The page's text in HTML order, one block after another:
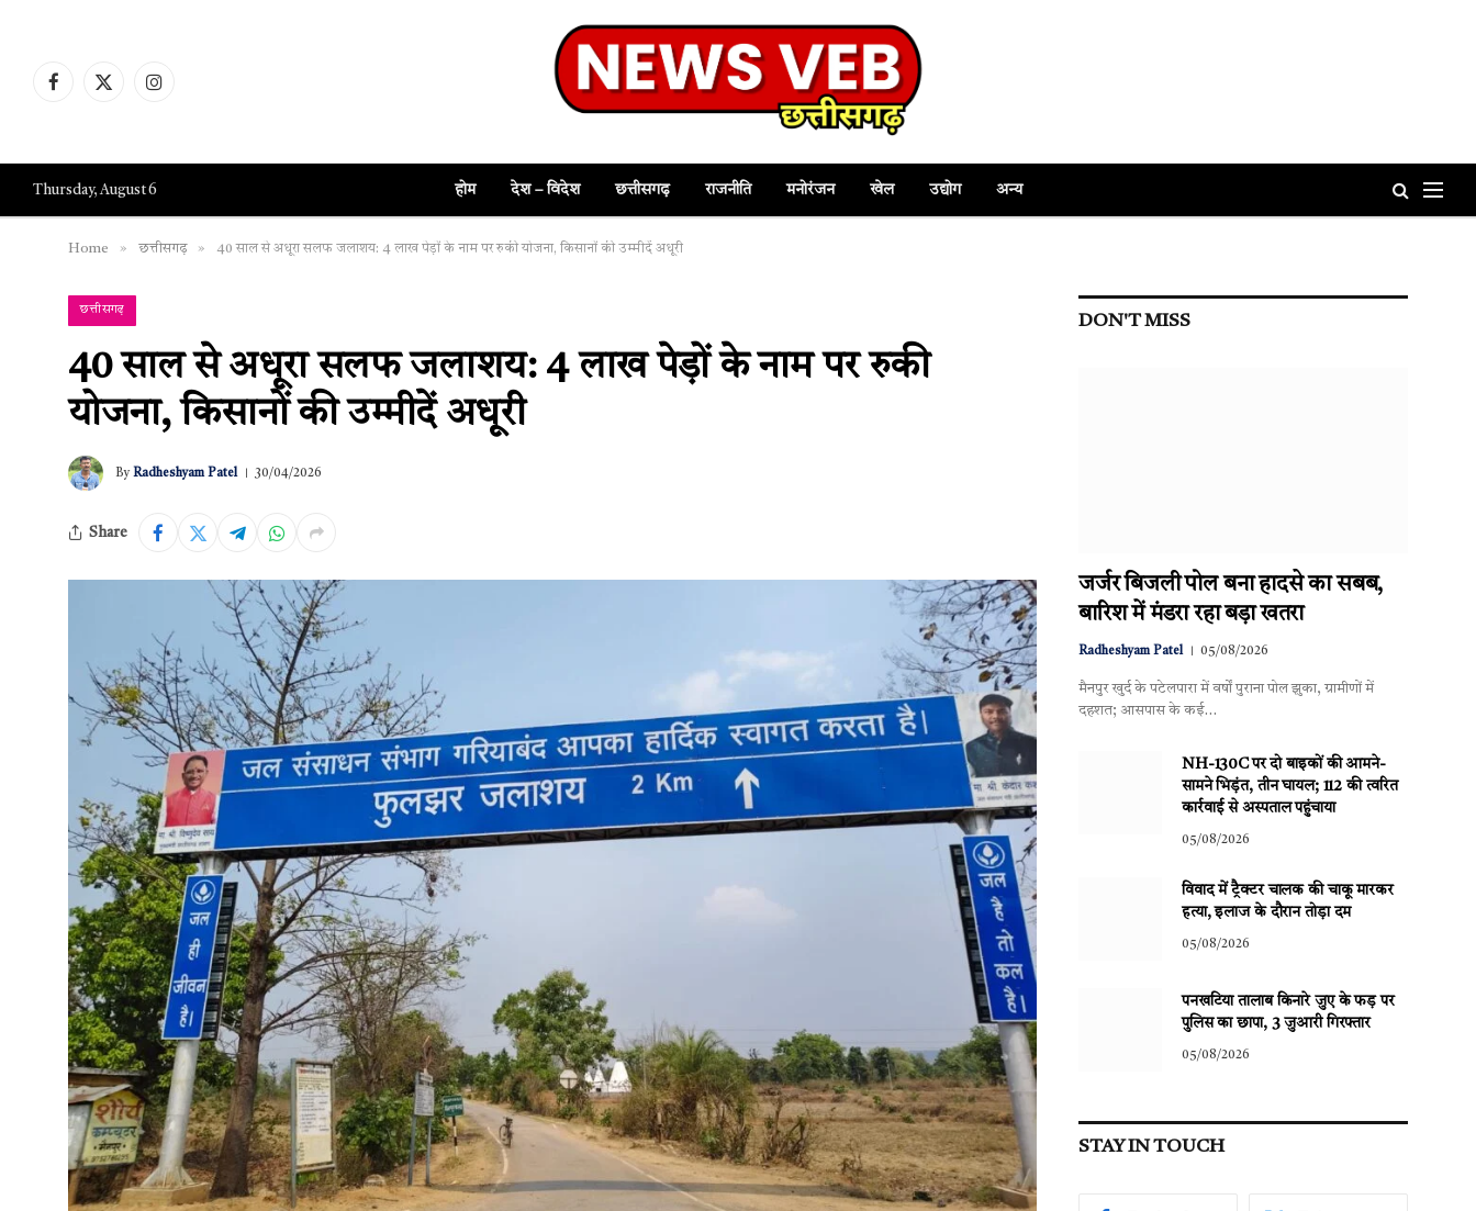
Facebook
X
Instagram
Thursday, August 6 होम देश – विदेश छत्तीसगढ़ राजनीति मनोरंजन खेल उद्योग अन्य
Home » छत्तीसगढ़ » 40 साल से अधूरा सलफ जलाशय: 4 लाख पेड़ों के नाम पर रुकी योजना, किसानों की उम्मीदें अधूरी
छत्तीसगढ़
40 साल से अधूरा सलफ जलाशय: 4 लाख पेड़ों के नाम पर रुकी
योजना, किसानों की उम्मीदें अधूरी
By Radheshyam Patel 30/04/2026
Share
DON'T MISS
जर्जर बिजली पोल बना हादसे का सबब,
बारिश में मंडरा रहा बड़ा खतरा
Radheshyam Patel 05/08/2026
मैनपुर खुर्द के पटेलपारा में वर्षों पुराना पोल झुका, ग्रामीणों में
दहशत; आसपास के कई…
NH-130C पर दो बाइकों की आमने-
सामने भिड़ंत, तीन घायल; 112 की त्वरित
कार्रवाई से अस्पताल पहुंचाया
05/08/2026
विवाद में ट्रैक्टर चालक की चाकू मारकर
हत्या, इलाज के दौरान तोड़ा दम
05/08/2026
पनखटिया तालाब किनारे जुए के फड़ पर
पुलिस का छापा, 3 जुआरी गिरफ्तार
05/08/2026
STAY IN TOUCH